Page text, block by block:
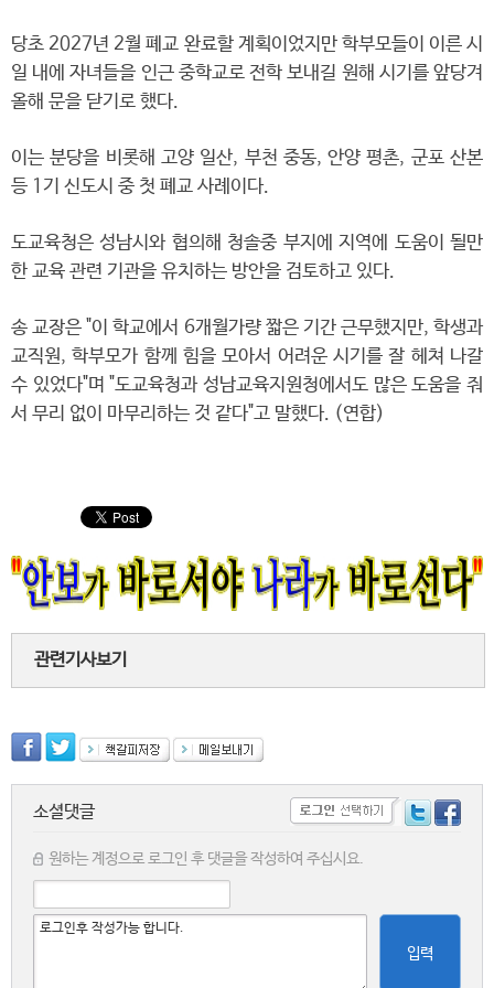
당초 2027년 2월 폐교 완료할 계획이었지만 학부모들이 이른 시
일 내에 자녀들을 인근 중학교로 전학 보내길 원해 시기를 앞당겨
올해 문을 닫기로 했다.
이는 분당을 비롯해 고양 일산, 부천 중동, 안양 평촌, 군포 산본
등 1기 신도시 중 첫 폐교 사례이다.
도교육청은 성남시와 협의해 청솔중 부지에 지역에 도움이 될만
한 교육 관련 기관을 유치하는 방안을 검토하고 있다.
송 교장은 "이 학교에서 6개월가량 짧은 기간 근무했지만, 학생과
교직원, 학부모가 함께 힘을 모아서 어려운 시기를 잘 헤쳐 나갈
수 있었다"며 "도교육청과 성남교육지원청에서도 많은 도움을 줘
서 무리 없이 마무리하는 것 같다"고 말했다. (연합)
관련기사보기
소셜댓글
원하는 계정으로 로그인 후 댓글을 작성하여 주십시요.
입력